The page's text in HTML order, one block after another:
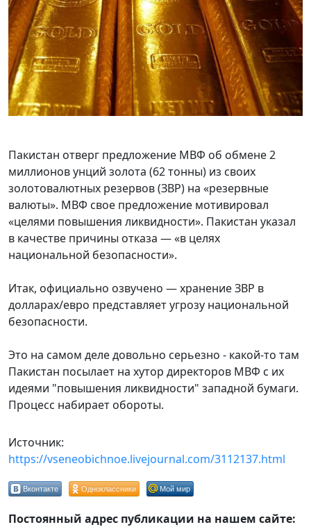
Пакистан отверг предложение МВФ об обмене 2
миллионов унций золота (62 тонны) из своих
золотовалютных резервов (ЗВР) на «резервные
валюты». МВФ свое предложение мотивировал
«целями повышения ликвидности». Пакистан указал
в качестве причины отказа — «в целях
национальной безопасности».
Итак, официально озвучено — хранение ЗВР в
долларах/евро представляет угрозу национальной
безопасности.
Это на самом деле довольно серьезно - какой-то там
Пакистан посылает на хутор директоров МВФ с их
идеями "повышения ликвидности" западной бумаги.
Процесс набирает обороты.
Источник:
https://vseneobichnoe.livejournal.com/3112137.html
Вконтакте Одноклассники Мой мир
Постоянный адрес публикации на нашем сайте: